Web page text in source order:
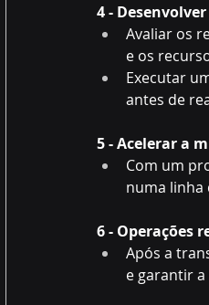
4 -
Avaliar os
e os
Executar
antes de
5 - Acelerar a
Com um
numa linha
6 - Operações
Após a
e garantir